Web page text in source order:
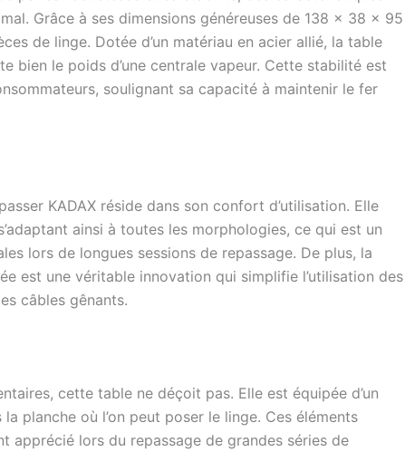
de la planche à repasser Gorino réglable en hauteur
repose-fer sur le côté. Vous pouvez y placer un fer chaud.
Grâce à ses dimensions généreuses de 138 x 38 x 95
de linge. Dotée d’un matériau en acier allié, la table
bien le poids d’une centrale vapeur. Cette stabilité est
soulignant sa capacité à maintenir le fer
KADAX réside dans son confort d’utilisation. Elle
ainsi à toutes les morphologies, ce qui est un
lors de longues sessions de repassage. De plus, la
est une véritable innovation qui simplifie l’utilisation des
câbles gênants.
cette table ne déçoit pas. Elle est équipée d’un
planche où l’on peut poser le linge. Ces éléments
apprécié lors du repassage de grandes séries de